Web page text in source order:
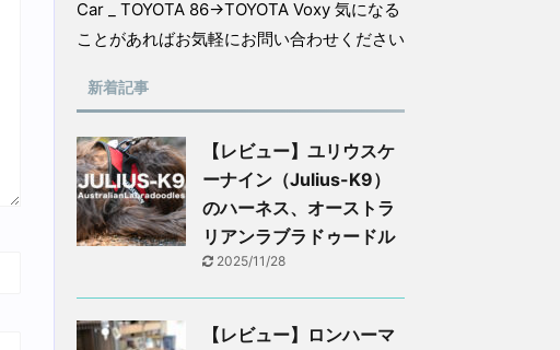
Car _ TOYOTA 86→TOYOTA Voxy 気になる
ことがあればお気軽にお問い合わせください
新着記事
【レビュー】ユリウスケ
ーナイン（Julius-K9）
のハーネス、オーストラ
リアンラブラドゥードル
2025/11/28
【レビュー】ロンハーマ